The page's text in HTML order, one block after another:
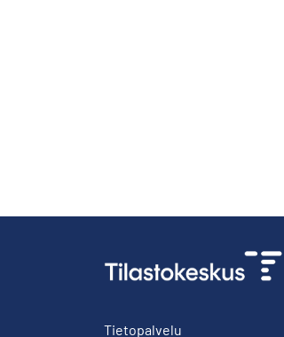
Tietopalvelu